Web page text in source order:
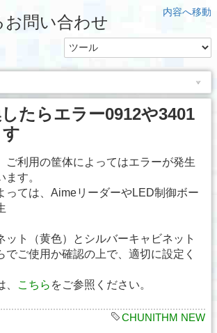
内容へ移動
お問い合わせ
たらエラー0912や3401
ご利用の筐体によってはエラーが発生
す。
っては、AimeリーダーやLED制御ボー
ット（黄色）とシルバーキャビネット
でご使用か確認の上で、適切に設定く
こちら をご参照ください。
CHUNITHM NEW